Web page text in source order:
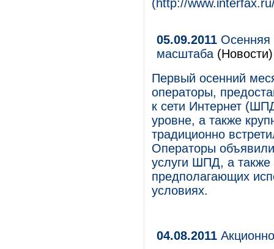
(http://
05.09.2011 Осенняя
масштаба (Новости)
Первый осенний
операторы,
к сети Интернет
уровне, а также
традиционно
Операторы
услуги ШПД, а также
предполагающих
условиях.
04.08.2011